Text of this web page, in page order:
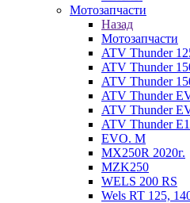
Мотозапчасти
Назад
Мотозапчасти
ATV Thunder
ATV Thunder
ATV Thunder
ATV Thunder
ATV Thunder
ATV Thunder
EVO. M
MX250R 2020г.
MZK250
WELS 200 RS
Wels RT 125,